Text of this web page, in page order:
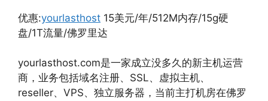
优惠:yourlasthost 15美元/年/512M内存/15g硬
盘/1T流量/佛罗里达
yourlasthost.com是一家成立没多久的新主机运营
商，业务包括域名注册、SSL、虚拟主机、
reseller、VPS、独立服务器，当前主打机房在佛罗